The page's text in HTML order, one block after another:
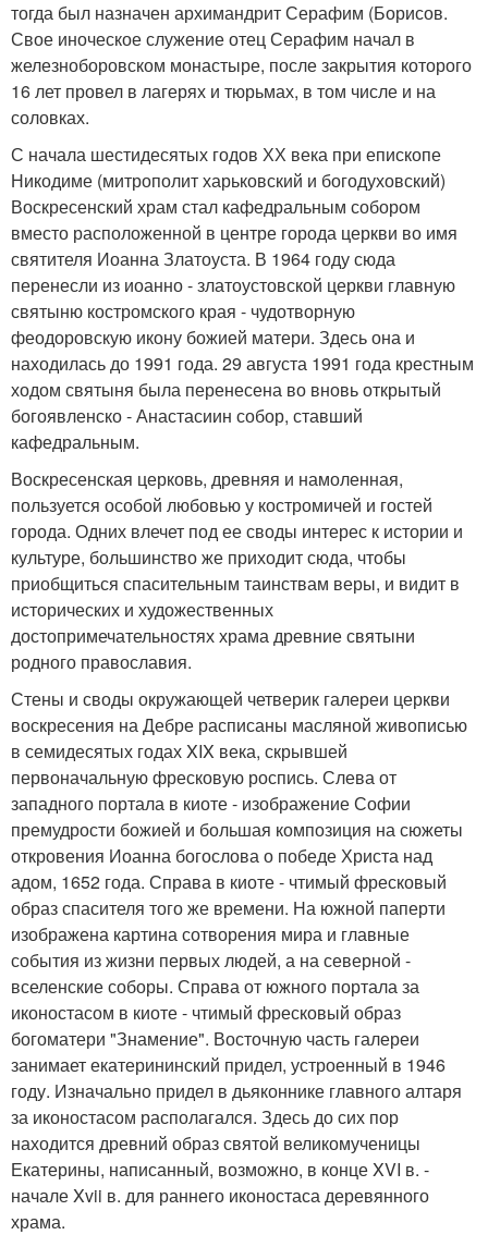
тогда был назначен архимандрит Серафим (Борисов.
Свое иноческое служение отец Серафим начал в
железноборовском монастыре, после закрытия которого
16 лет провел в лагерях и тюрьмах, в том числе и на
соловках.
С начала шестидесятых годов ХХ века при епископе
Никодиме (митрополит харьковский и богодуховский)
Воскресенский храм стал кафедральным собором
вместо расположенной в центре города церкви во имя
святителя Иоанна Златоуста. В 1964 году сюда
перенесли из иоанно - златоустовской церкви главную
святыню костромского края - чудотворную
феодоровскую икону божией матери. Здесь она и
находилась до 1991 года. 29 августа 1991 года крестным
ходом святыня была перенесена во вновь открытый
богоявленско - Анастасиин собор, ставший
кафедральным.
Воскресенская церковь, древняя и намоленная,
пользуется особой любовью у костромичей и гостей
города. Одних влечет под ее своды интерес к истории и
культуре, большинство же приходит сюда, чтобы
приобщиться спасительным таинствам веры, и видит в
исторических и художественных
достопримечательностях храма древние святыни
родного православия.
Стены и своды окружающей четверик галереи церкви
воскресения на Дебре расписаны масляной живописью
в семидесятых годах XIX века, скрывшей
первоначальную фресковую роспись. Слева от
западного портала в киоте - изображение Софии
премудрости божией и большая композиция на сюжеты
откровения Иоанна богослова о победе Христа над
адом, 1652 года. Справа в киоте - чтимый фресковый
образ спасителя того же времени. На южной паперти
изображена картина сотворения мира и главные
события из жизни первых людей, а на северной -
вселенские соборы. Справа от южного портала за
иконостасом в киоте - чтимый фресковый образ
богоматери "Знамение". Восточную часть галереи
занимает екатерининский придел, устроенный в 1946
году. Изначально придел в дьяконнике главного алтаря
за иконостасом располагался. Здесь до сих пор
находится древний образ святой великомученицы
Екатерины, написанный, возможно, в конце XVI в. -
начале Xvii в. для раннего иконостаса деревянного
храма.